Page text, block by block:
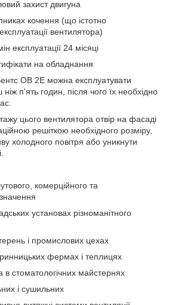
захист двигуна
кочення (що істотно
вентилятора)
експлуатації 24 місяці
на обладнання
ОВ 2Е можна експлуатувати
п'ять годин, після чого їх необхідно
цього вентилятора отвір на фасаді
решіткою необхідного розміру,
холодного повітря або уникнути
комерційного та
установах різноманітного
і промислових цехах
фермах і теплицях
в стоматологічних майстернях
і сушильних